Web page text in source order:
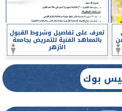
تعرف على تفاصيل وشروط القبول
بالمعاهد الفنية للتمريض بجامعة
الأزهر
بوك